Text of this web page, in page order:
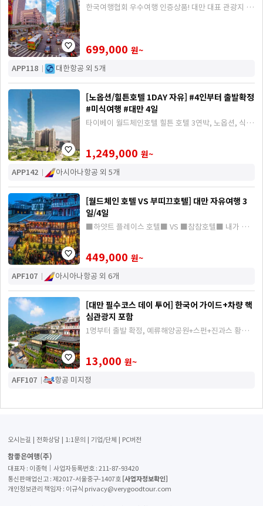
한국여행협회 우수여행 인증상품! 대만 대표 관광지 예
699,000 원~
APP118 대한항공 외 5개
[노옵션/힐튼호텔 1DAY 자유] #4인부터 출발확정
#미식여행 #대만 4일
타이베이 월드체인호텔 힐튼 호텔 3연박, 노옵션, 식사
1,249,000 원~
APP142 아시아나항공 외 5개
[월드체인 호텔 VS 부띠끄호텔] 대만 자유여행 3
일/4일
■하얏트 플레이스 호텔■ VS ■참참호텔■ 내가 만
449,000 원~
APF107 아시아나항공 외 6개
[대만 필수코스 데이 투어] 한국어 가이드+차량 핵
심관광지 포함
1명부터 출발 확정, 예류해양공원+스펀+진과스 황금
13,000 원~
AFF107 항공 미지정
오시는길 전화상담 1:1문의 기업/단체 PC버전
참좋은여행(주)
대표자 : 이종혁│사업자등록번호 : 211-87-93420
통신판매업신고 : 제2017-서울중구-1407호 [사업자정보확인]
개인정보관리 책임자 : 이규식 privacy@verygoodtour.com